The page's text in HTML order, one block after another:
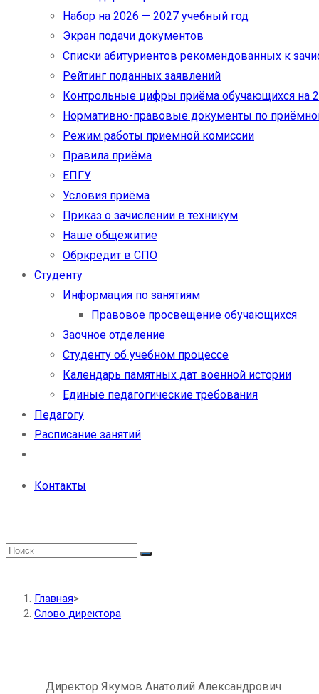
Набор на 2026 — 2027 учебный год
Экран подачи документов
Cписки абитуриентов рекомендованных к
Рейтинг поданных заявлений
Контрольные цифры приёма обучающихся на
Нормативно-правовые документы по
Режим работы приемной комиссии
Правила приёма
ЕПГУ
Условия приёма
Приказ о зачислении в техникум
Наше общежитие
Обркредит в СПО
Студенту
Информация по занятиям
Правовое просвещение обучающихся
Заочное отделение
Студенту об учебном процессе
Календарь памятных дат военной истории
Единые педагогические требования
Педагогу
Расписание занятий
Контакты
Главная>
Слово директора
Директор Якумов Анатолий Александрович